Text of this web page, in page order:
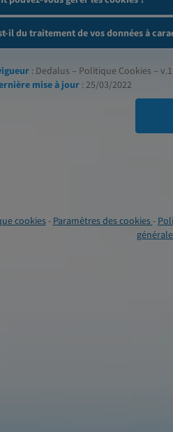
il du traitement de vos données à
: Dedalus – Politique Cookies –
mise à jour : 25/03/2022
cookies- Paramètres des cookies-